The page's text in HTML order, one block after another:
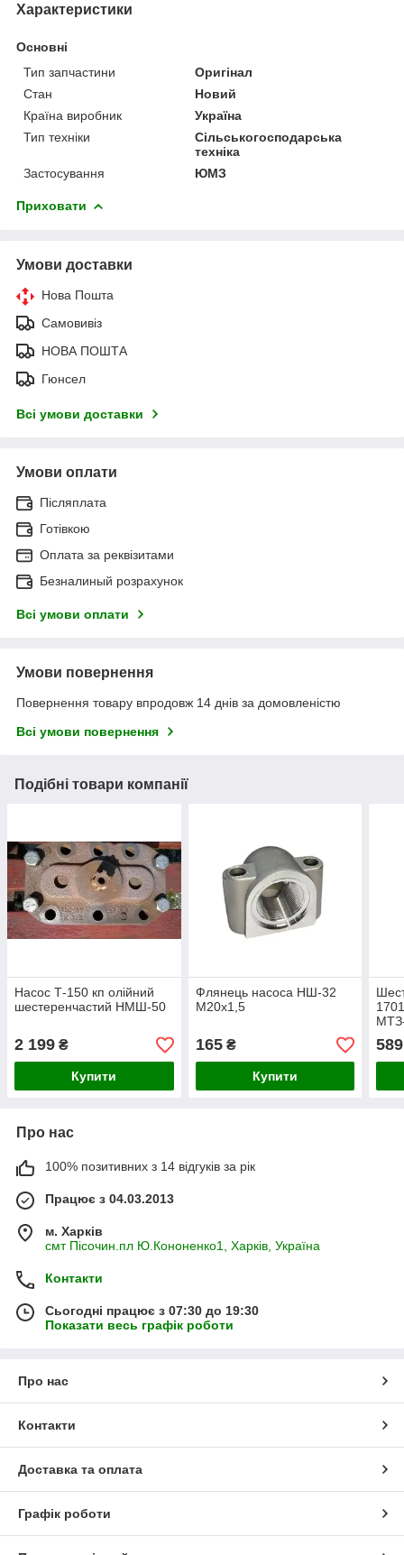
Характеристики
Основні
Тип запчастини
Оригінал
Стан
Новий
Країна виробник
Україна
Тип техніки
Сільськогосподарська
техніка
Застосування
ЮМЗ
Приховати
Умови доставки
Нова Пошта
Самовивіз
НОВА ПОШТА
Гюнсел
Всі умови доставки
Умови оплати
Післяплата
Готівкою
Оплата за реквізитами
Безналиный розрахунок
Всі умови оплати
Умови повернення
Повернення товару впродовж 14 днів за домовленістю
Всі умови повернення
Подібні товари компанії
Насос Т-150 кп олійний
шестеренчастий НМШ-50
2 199 ₴
Купити
Флянець насоса НШ-32
М20х1,5
165₴
Купити
589
Про нас
100% позитивних з 14 відгуків за рік
Працює з 04.03.2013
м. Харків
смт Пісочин.пл Ю.Кононенко1, Харків, Україна
Контакти
Сьогодні працює з 07:30 до 19:30
Показати весь графік роботи
Про нас
Контакти
Доставка та оплата
Графік роботи